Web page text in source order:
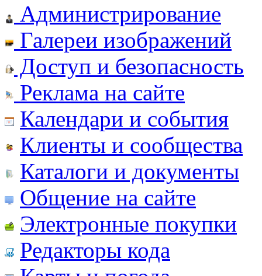
Администрирование
Галереи изображений
Доступ и безопасность
Реклама на сайте
Календари и события
Клиенты и сообщества
Каталоги и документы
Общение на сайте
Электронные покупки
Редакторы кода